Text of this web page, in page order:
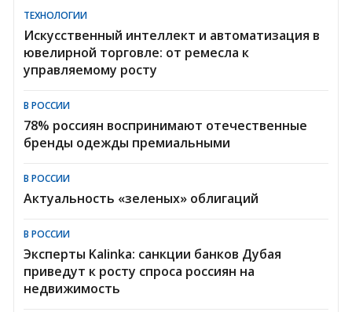
ТЕХНОЛОГИИ
Искусственный интеллект и автоматизация в
ювелирной торговле: от ремесла к
управляемому росту
В РОССИИ
78% россиян воспринимают отечественные
бренды одежды премиальными
В РОССИИ
Актуальность «зеленых» облигаций
В РОССИИ
Эксперты Kalinka: санкции банков Дубая
приведут к росту спроса россиян на
недвижимость